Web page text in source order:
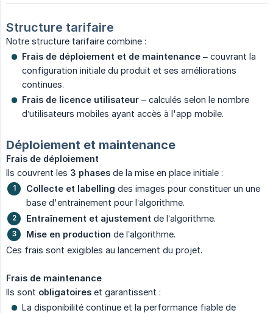
Structure tarifaire
Notre structure tarifaire combine :
Frais de déploiement et de maintenance – couvrant la
configuration initiale du produit et ses améliorations
continues.
Frais de licence utilisateur – calculés selon le nombre
d’utilisateurs mobiles ayant accès à l'app mobile.
Déploiement et maintenance
Frais de déploiement
Ils couvrent les 3 phases de la mise en place initiale :
Collecte et labelling des images pour constituer un une
base d'entrainement pour l’algorithme.
Entraînement et ajustement de l’algorithme.
Mise en production de l’algorithme.
Ces frais sont exigibles au lancement du projet.
Frais de maintenance
Ils sont obligatoires et garantissent :
La disponibilité continue et la performance fiable de